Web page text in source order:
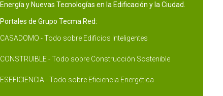
Energía y Nuevas Tecnologías en la Edificación y la Ciudad.
Portales de Grupo Tecma Red:
CASADOMO - Todo sobre Edificios Inteligentes
CONSTRUIBLE - Todo sobre Construcción Sostenible
ESEFICIENCIA - Todo sobre Eficiencia Energética